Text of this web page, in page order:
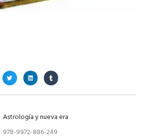
Astrología y nueva era
978-9972-886-249